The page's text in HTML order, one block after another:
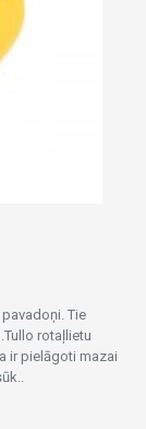
Tie
rotaļlietu
ir pielāgoti mazai